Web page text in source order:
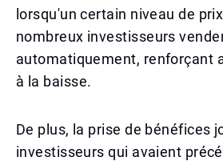
lorsqu'un certain niveau de
nombreux investisseurs
automatiquement, renforçant
à la baisse.
De plus, la prise de bénéfices
investisseurs qui avaient